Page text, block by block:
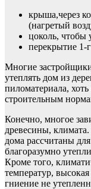
крыша,через
(нагретый
цоколь, чтобы
перекрытие 1-
Многие
утеплять дом из
пиломатериала,
строительным
Конечно, многое
древесины,
дома рассчитаны
благоразумно
Кроме того,
температур,
гниение не